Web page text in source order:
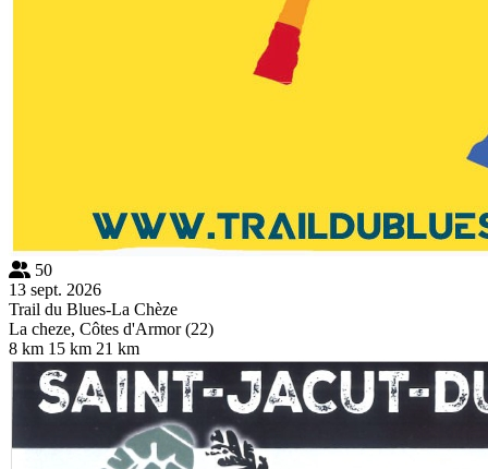
50
13 sept. 2026
Trail du Blues-La Chèze
La cheze, Côtes d'Armor (22)
8 km 15 km 21 km